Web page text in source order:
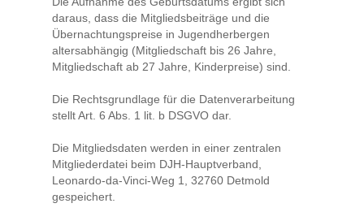
daraus, dass die Mitgliedsbeiträge und die
Übernachtungspreise in Jugendherbergen
altersabhängig (Mitgliedschaft bis 26 Jahre,
Mitgliedschaft ab 27 Jahre, Kinderpreise) sind.
Die Rechtsgrundlage für die Datenverarbeitung
stellt Art. 6 Abs. 1 lit. b DSGVO dar.
Die Mitgliedsdaten werden in einer zentralen
Mitgliederdatei beim DJH-Hauptverband,
Leonardo-da-Vinci-Weg 1, 32760 Detmold
gespeichert.